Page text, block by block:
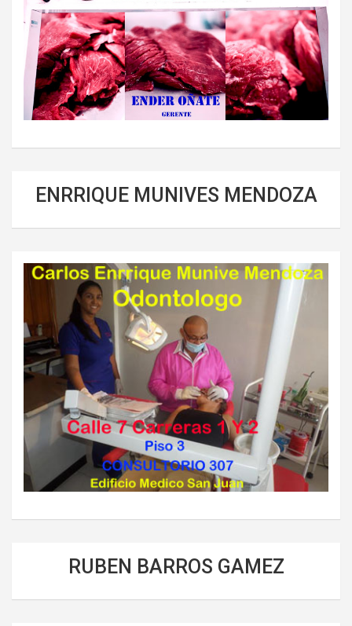
ENRRIQUE MUNIVES MENDOZA
RUBEN BARROS GAMEZ